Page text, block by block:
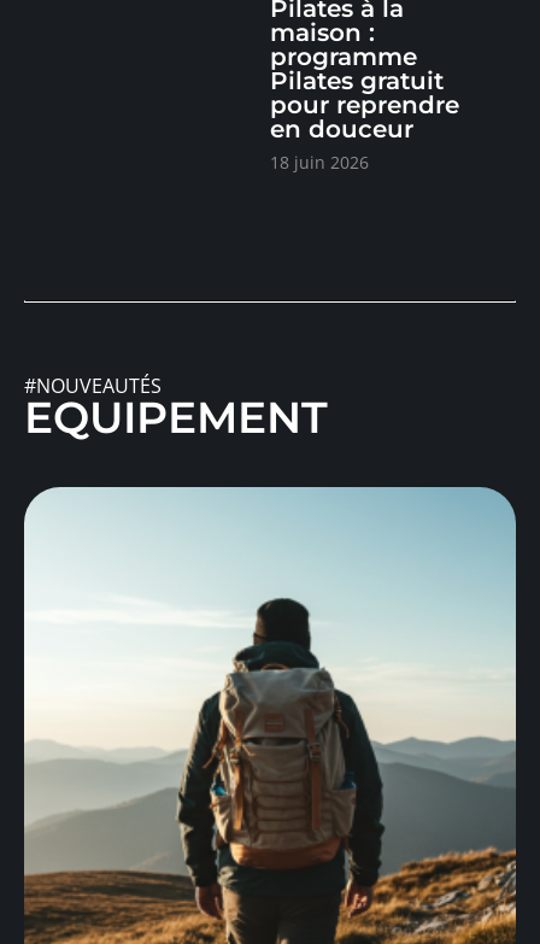
Pilates à la
maison :
programme
Pilates gratuit
pour reprendre
en douceur
18 juin 2026
#NOUVEAUTÉS
EQUIPEMENT